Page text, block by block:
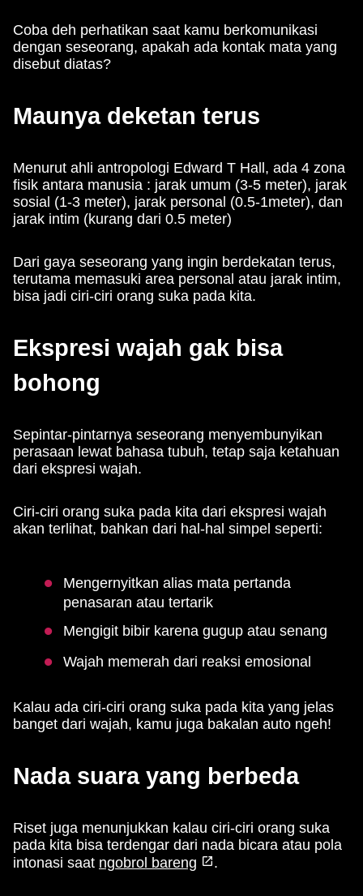
Coba deh perhatikan saat kamu berkomunikasi
dengan seseorang, apakah ada kontak mata yang
disebut diatas?
Maunya deketan terus
Menurut ahli antropologi Edward T Hall, ada 4 zona
fisik antara manusia : jarak umum (3-5 meter), jarak
sosial (1-3 meter), jarak personal (0.5-1meter), dan
jarak intim (kurang dari 0.5 meter)
Dari gaya seseorang yang ingin berdekatan terus,
terutama memasuki area personal atau jarak intim,
bisa jadi ciri-ciri orang suka pada kita.
Ekspresi wajah gak bisa
bohong
Sepintar-pintarnya seseorang menyembunyikan
perasaan lewat bahasa tubuh, tetap saja ketahuan
dari ekspresi wajah.
Ciri-ciri orang suka pada kita dari ekspresi wajah
akan terlihat, bahkan dari hal-hal simpel seperti:
Mengernyitkan alias mata pertanda
penasaran atau tertarik
Mengigit bibir karena gugup atau senang
Wajah memerah dari reaksi emosional
Kalau ada ciri-ciri orang suka pada kita yang jelas
banget dari wajah, kamu juga bakalan auto ngeh!
Nada suara yang berbeda
Riset juga menunjukkan kalau ciri-ciri orang suka
pada kita bisa terdengar dari nada bicara atau pola
intonasi saat ngobrol bareng .